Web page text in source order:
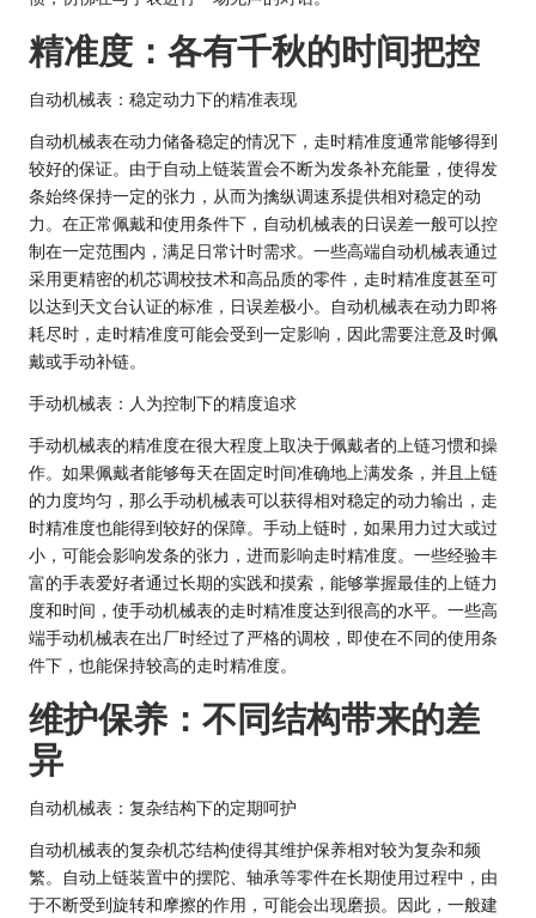
精准度：各有千秋的时间把控
自动机械表：稳定动力下的精准表现
自动机械表在动力储备稳定的情况下，走时精准度通常能够得到
较好的保证。由于自动上链装置会不断为发条补充能量，使得发
条始终保持一定的张力，从而为擒纵调速系提供相对稳定的动
力。在正常佩戴和使用条件下，自动机械表的日误差一般可以控
制在一定范围内，满足日常计时需求。一些高端自动机械表通过
采用更精密的机芯调校技术和高品质的零件，走时精准度甚至可
以达到天文台认证的标准，日误差极小。自动机械表在动力即将
耗尽时，走时精准度可能会受到一定影响，因此需要注意及时佩
戴或手动补链。
手动机械表：人为控制下的精度追求
手动机械表的精准度在很大程度上取决于佩戴者的上链习惯和操
作。如果佩戴者能够每天在固定时间准确地上满发条，并且上链
的力度均匀，那么手动机械表可以获得相对稳定的动力输出，走
时精准度也能得到较好的保障。手动上链时，如果用力过大或过
小，可能会影响发条的张力，进而影响走时精准度。一些经验丰
富的手表爱好者通过长期的实践和摸索，能够掌握最佳的上链力
度和时间，使手动机械表的走时精准度达到很高的水平。一些高
端手动机械表在出厂时经过了严格的调校，即使在不同的使用条
件下，也能保持较高的走时精准度。
维护保养：不同结构带来的差
异
自动机械表：复杂结构下的定期呵护
自动机械表的复杂机芯结构使得其维护保养相对较为复杂和频
繁。自动上链装置中的摆陀、轴承等零件在长期使用过程中，由
于不断受到旋转和摩擦的作用，可能会出现磨损。因此，一般建